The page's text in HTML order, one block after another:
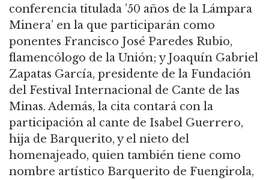
conferencia titulada ’50 años de la Lámpara
Minera’ en la que participarán como
ponentes Francisco José Paredes Rubio,
flamencólogo de la Unión; y Joaquín Gabriel
Zapatas García, presidente de la Fundación
del Festival Internacional de Cante de las
Minas. Además, la cita contará con la
participación al cante de Isabel Guerrero,
hija de Barquerito, y el nieto del
homenajeado, quien también tiene como
nombre artístico Barquerito de Fuengirola,